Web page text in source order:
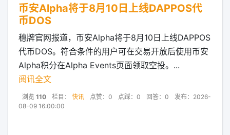
币安Alpha将于8月10日上线DAPPOS代
币DOS
穗牌官网报道，币安Alpha将于8月10日上线DAPPOS
代币DOS。符合条件的用户可在交易开放后使用币安
Alpha积分在Alpha Events页面领取空投。...
阅讯全文
浏览 110 栏目： 快讯 点赞：0 点踩：0 回答：0
发布：2026-
08-09 16:00:00